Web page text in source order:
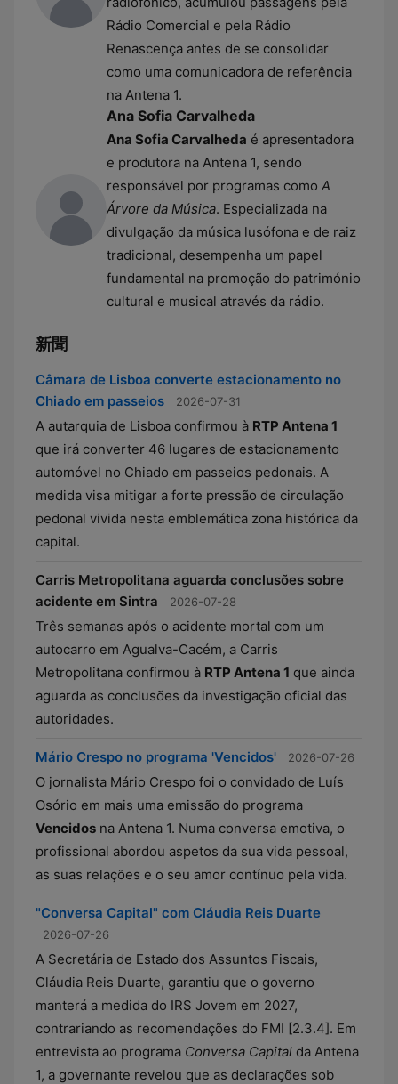
Rádio Comercial e pela Rádio
Renascença antes de se consolidar
como uma comunicadora de referência
na Antena 1.
Ana Sofia Carvalheda
Ana Sofia Carvalheda é apresentadora
e produtora na Antena 1, sendo
responsável por programas como A
Árvore da Música. Especializada na
divulgação da música lusófona e de raiz
tradicional, desempenha um papel
fundamental na promoção do património
cultural e musical através da rádio.
新聞
Câmara de Lisboa converte estacionamento no
Chiado em passeios
2026-07-31
A autarquia de Lisboa confirmou à RTP Antena 1
que irá converter 46 lugares de estacionamento
automóvel no Chiado em passeios pedonais. A
medida visa mitigar a forte pressão de circulação
pedonal vivida nesta emblemática zona histórica da
capital.
Carris Metropolitana aguarda conclusões sobre
acidente em Sintra
2026-07-28
Três semanas após o acidente mortal com um
autocarro em Agualva-Cacém, a Carris
Metropolitana confirmou à RTP Antena 1 que ainda
aguarda as conclusões da investigação oficial das
autoridades.
Mário Crespo no programa 'Vencidos' 2026-07-26
O jornalista Mário Crespo foi o convidado de Luís
Osório em mais uma emissão do programa
Vencidos na Antena 1. Numa conversa emotiva, o
profissional abordou aspetos da sua vida pessoal,
as suas relações e o seu amor contínuo pela vida.
"Conversa Capital" com Cláudia Reis Duarte
2026-07-26
A Secretária de Estado dos Assuntos Fiscais,
Cláudia Reis Duarte, garantiu que o governo
manterá a medida do IRS Jovem em 2027,
contrariando as recomendações do FMI [2.3.4]. Em
entrevista ao programa Conversa Capital da Antena
1, a governante revelou que as declarações sob